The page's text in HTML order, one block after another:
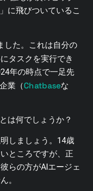
に飛びついているこ
した。これは自分の
タスクを実行でき
年の時点で一足先
業（Chatbaseな
は何でしょうか？
しましょう。14歳
ところですが、正
らの方がAIエージェ
。